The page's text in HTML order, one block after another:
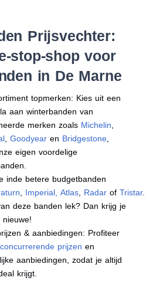
Prijsvechter:
stop-shop voor
in De Marne
topmerken: Kies uit een
aan winterbanden van
merken zoals Michelin
,Goodyear en Bridgestone
eigen voordelige
inde betere budgetbanden
Imperial Atlas Radar ofTristar.
deze banden lek? Dan krijg je
& aanbiedingen: Profiteer
concurrerende prijzen en
aanbiedingen, zodat je altijd
krijgt.